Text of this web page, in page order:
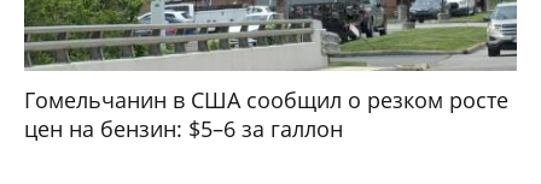
Гомельчанин в США сообщил о резком росте
цен на бензин: $5–6 за галлон